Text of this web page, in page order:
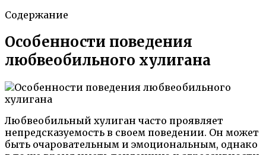
Содержание
Особенности поведения
любвеобильного хулигана
Любвеобильный хулиган часто проявляет
непредсказуемость в своем поведении. Он может
быть очаровательным и эмоциональным, однако